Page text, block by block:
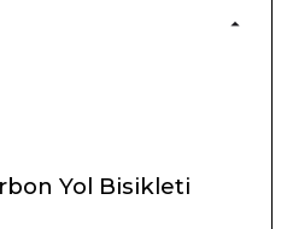
Yol Bisikleti